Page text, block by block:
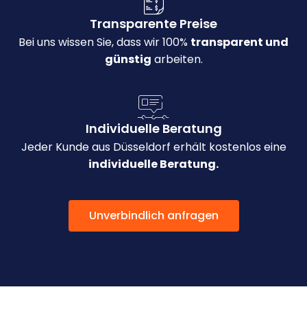
Transparente Preise
Bei uns wissen Sie, dass wir 100% transparent und
günstig arbeiten.
Individuelle Beratung
Jeder Kunde aus Düsseldorf erhält kostenlos eine
individuelle Beratung.
Unverbindlich anfragen